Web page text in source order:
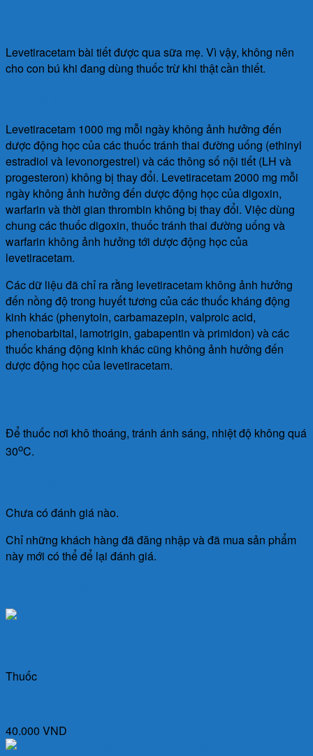
Levetiracetam bài tiết được qua sữa mẹ. Vì vậy, không nên
cho con bú khi đang dùng thuốc trừ khi thật cần thiết.
Levetiracetam 1000 mg mỗi ngày không ảnh hưởng đến
dược động học của các thuốc tránh thai đường uống (ethinyl
estradiol và levonorgestrel) và các thông số nội tiết (LH và
progesteron) không bị thay đổi. Levetiracetam 2000 mg mỗi
ngày không ảnh hưởng đến dược động học của digoxin,
warfarin và thời gian thrombin không bị thay đổi. Việc dùng
chung các thuốc digoxin, thuốc tránh thai đường uống và
warfarin không ảnh hưởng tới dược động học của
levetiracetam.
Các dữ liệu đã chỉ ra rằng levetiracetam không ảnh hưởng
đến nồng độ trong huyết tương của các thuốc kháng động
kinh khác (phenytoin, carbamazepin, valproic acid,
phenobarbital, lamotrigin, gabapentin và primidon) và các
thuốc kháng động kinh khác cũng không ảnh hưởng đến
dược động học của levetiracetam.
Để thuốc nơi khô thoáng, tránh ánh sáng, nhiệt độ không quá
30oC.
Chưa có đánh giá nào.
Chỉ những khách hàng đã đăng nhập và đã mua sản phẩm
này mới có thể để lại đánh giá.
Thuốc
40.000 VND